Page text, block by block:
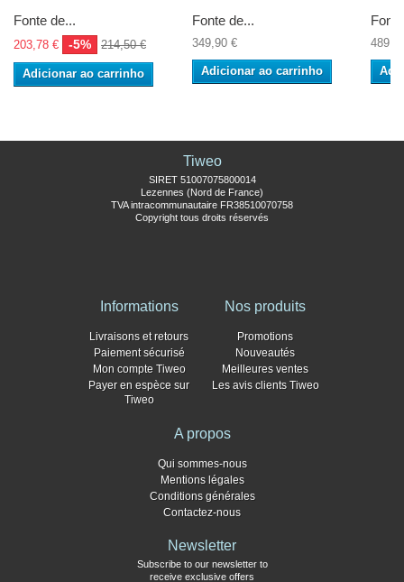
Fonte de...
203,78 € -5% 214,50 €
Adicionar ao carrinho
Fonte de...
349,90 €
Adicionar ao carrinho
Tiweo
SIRET 51007075800014
Lezennes (Nord de France)
TVA intracommunautaire FR38510070758
Copyright tous droits réservés
Informations
Livraisons et retours
Paiement sécurisé
Mon compte Tiweo
Payer en espèce sur
Tiweo
Nos produits
Promotions
Nouveautés
Meilleures ventes
Les avis clients Tiweo
A propos
Qui sommes-nous
Mentions légales
Conditions générales
Contactez-nous
Newsletter
Subscribe to our newsletter to
receive exclusive offers